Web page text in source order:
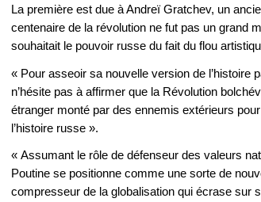
La première est due à Andreï Gratchev, un
centenaire de la révolution ne fut pas un grand
souhaitait le pouvoir russe du fait du flou
« Pour asseoir sa nouvelle version de l’histoire
n’hésite pas à affirmer que la Révolution
étranger monté par des ennemis extérieurs
l’histoire russe ».
« Assumant le rôle de défenseur des valeurs
Poutine se positionne comme une sorte de
compresseur de la globalisation qui écrase sur